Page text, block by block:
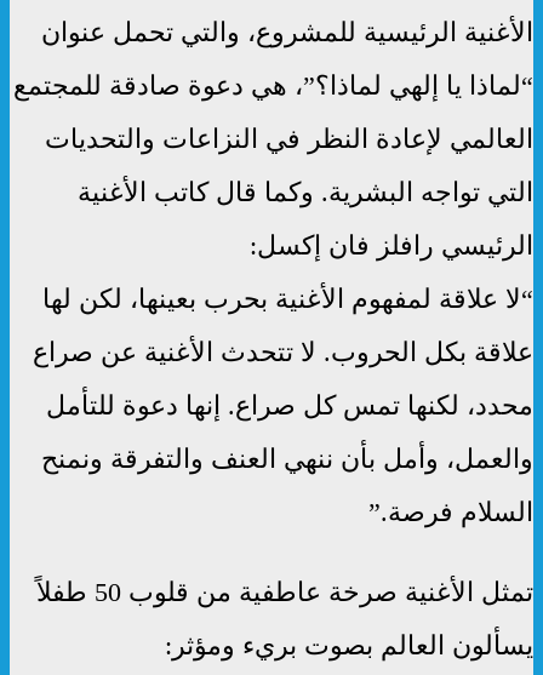
الأغنية الرئيسية للمشروع، والتي تحمل عنوان
“لماذا يا إلهي لماذا؟”، هي دعوة صادقة للمجتمع
العالمي لإعادة النظر في النزاعات والتحديات
التي تواجه البشرية. وكما قال كاتب الأغنية
الرئيسي رافلز فان إكسل:
“لا علاقة لمفهوم الأغنية بحرب بعينها، لكن لها
علاقة بكل الحروب. لا تتحدث الأغنية عن صراع
محدد، لكنها تمس كل صراع. إنها دعوة للتأمل
والعمل، وأمل بأن ننهي العنف والتفرقة ونمنح
السلام فرصة.”
تمثل الأغنية صرخة عاطفية من قلوب 50 طفلاً
يسألون العالم بصوت بريء ومؤثر: